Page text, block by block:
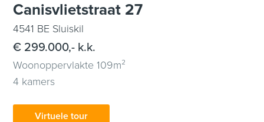
Canisvlietstraat 27
4541 BE Sluiskil
€ 299.000,- k.k.
Woonoppervlakte 109m²
4 kamers
Virtuele tour